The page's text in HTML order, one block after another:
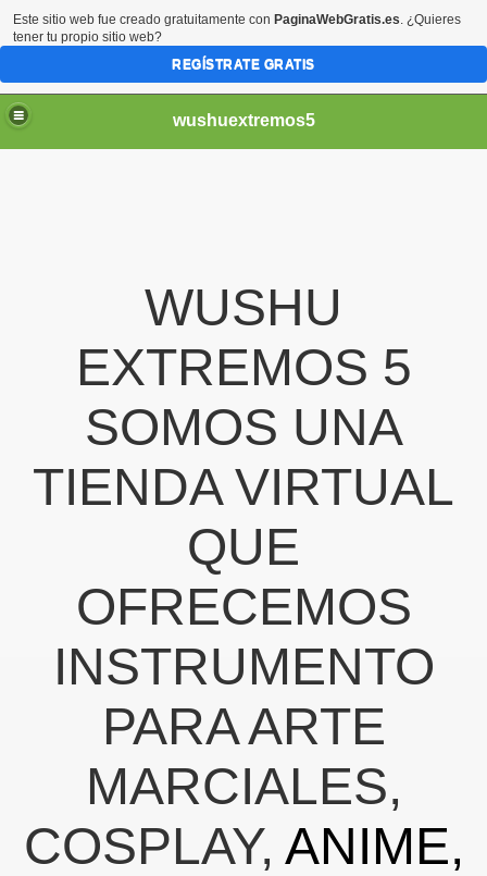
wushuextremos5
WUSHU
EXTREMOS 5
SOMOS UNA
TIENDA VIRTUAL
QUE
OFRECEMOS
INSTRUMENTO
PARA ARTE
MARCIALES,
COSPLAY, ANIME,
Este sitio web fue creado gratuitamente con PaginaWebGratis.es. ¿Quieres
tener tu propio sitio web?
REGÍSTRATE GRATIS